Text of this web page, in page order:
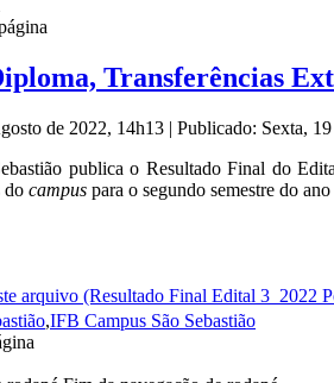
Transferências
de 2022, 14h13 | Publicado: Sexta,
publica o Resultado Final do
do campus para o segundo semestre do
,IFB Campus São Sebastião